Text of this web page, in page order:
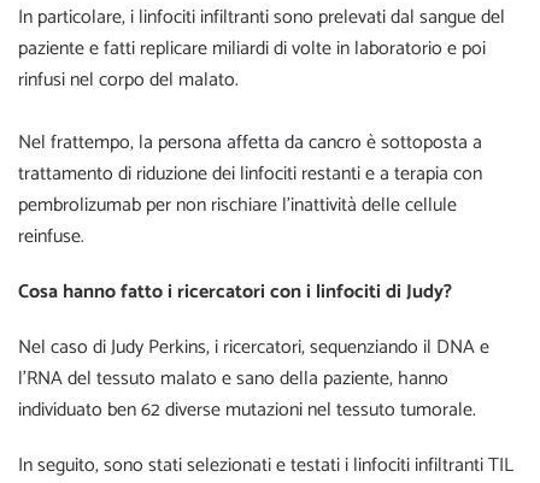
In particolare, i linfociti infiltranti sono prelevati dal sangue del
paziente e fatti replicare miliardi di volte in laboratorio e poi
rinfusi nel corpo del malato.
Nel frattempo, la persona affetta da cancroè sottoposta a
trattamento di riduzione dei linfociti restanti e a terapia con
pembrolizumab per non rischiare l’inattività delle cellule
reinfuse.
Cosa hanno fatto i ricercatori con i linfociti di Judy?
Nel caso di Judy Perkins, i ricercatori, sequenziando il DNA e
l’RNA del tessuto malato e sano della paziente, hanno
individuato ben 62 diverse mutazioni nel tessuto tumorale.
In seguito, sono stati selezionati e testati i linfociti infiltranti TIL